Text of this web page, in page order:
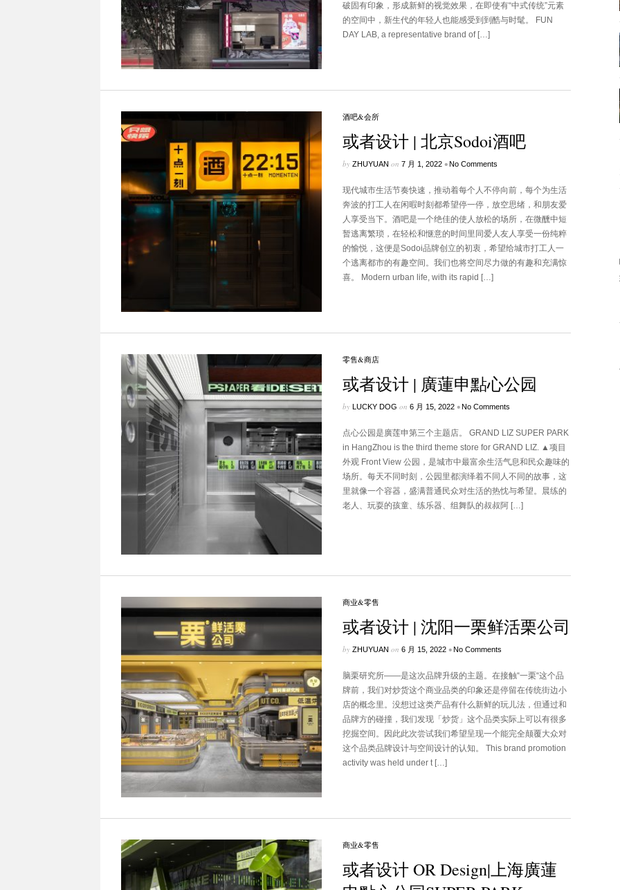
破固有印象，形成新鲜的视觉效果，在即使有“中式传统”元素
的空间中，新生代的年轻人也能感受到到酷与时髦。 FUN
DAY LAB, a representative brand of […]
酒吧&会所
或者设计 | 北京Sodoi酒吧
by ZHUYUAN on 7 月 1, 2022 •No Comments
现代城市生活节奏快速，推动着每个人不停向前，每个为生活
奔波的打工人在闲暇时刻都希望停一停，放空思绪，和朋友爱
人享受当下。酒吧是一个绝佳的使人放松的场所，在微醺中短
暂逃离繁琐，在轻松和惬意的时间里同爱人友人享受一份纯粹
的愉悦，这便是Sodoi品牌创立的初衷，希望给城市打工人一
个逃离都市的有趣空间。我们也将空间尽力做的有趣和充满惊
喜。 Modern urban life, with its rapid […]
零售&商店
或者设计 | 廣蓮申點心公园
by LUCKY DOG on 6 月 15, 2022 •No Comments
点心公园是廣莲申第三个主题店。 GRAND LIZ SUPER PARK
in HangZhou is the third theme store for GRAND LIZ. ▲项目
外观 Front View 公园，是城市中最富余生活气息和民众趣味的
场所。每天不同时刻，公园里都演绎着不同人不同的故事，这
里就像一个容器，盛满普通民众对生活的热忱与希望。晨练的
老人、玩耍的孩童、练乐器、组舞队的叔叔阿 […]
商业&零售
或者设计 | 沈阳一栗鲜活栗公司
by ZHUYUAN on 6 月 15, 2022 •No Comments
脑栗研究所——是这次品牌升级的主题。在接触“一栗“这个品
牌前，我们对炒货这个商业品类的印象还是停留在传统街边小
店的概念里。没想过这类产品有什么新鲜的玩儿法，但通过和
品牌方的碰撞，我们发现「炒货」这个品类实际上可以有很多
挖掘空间。因此此次尝试我们希望呈现一个能完全颠覆大众对
这个品类品牌设计与空间设计的认知。 This brand promotion
activity was held under t […]
商业&零售
或者设计 OR Design|上海廣蓮